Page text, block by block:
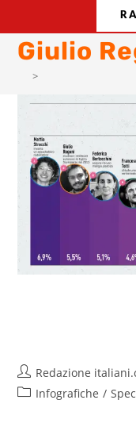
Giulio
>
Redazione
Infografiche /